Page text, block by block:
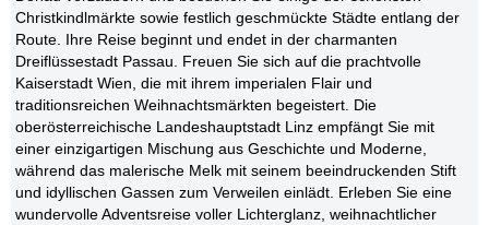
Christkindlmärkte sowie festlich geschmückte Städte entlang der
Route. Ihre Reise beginnt und endet in der charmanten
Dreiflüssestadt Passau. Freuen Sie sich auf die prachtvolle
Kaiserstadt Wien, die mit ihrem imperialen Flair und
traditionsreichen Weihnachtsmärkten begeistert. Die
oberösterreichische Landeshauptstadt Linz empfängt Sie mit
einer einzigartigen Mischung aus Geschichte und Moderne,
während das malerische Melk mit seinem beeindruckenden Stift
und idyllischen Gassen zum Verweilen einlädt. Erleben Sie eine
wundervolle Adventsreise voller Lichterglanz, weihnachtlicher